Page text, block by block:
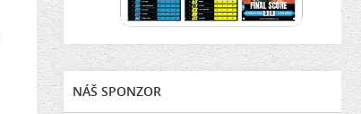
NÁŠ SPONZOR